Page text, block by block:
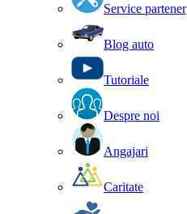
Service partener
Blog auto
Tutoriale
Despre noi
Angajari
Caritate